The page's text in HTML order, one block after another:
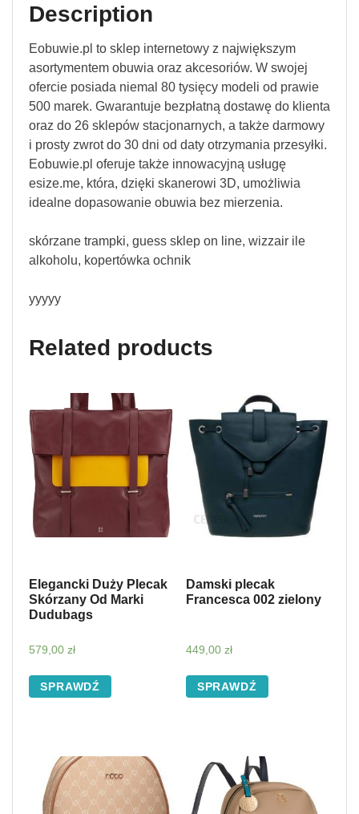
Description
Eobuwie.pl to sklep internetowy z największym
asortymentem obuwia oraz akcesoriów. W swojej
ofercie posiada niemal 80 tysięcy modeli od prawie
500 marek. Gwarantuje bezpłatną dostawę do klienta
oraz do 26 sklepów stacjonarnych, a także darmowy
i prosty zwrot do 30 dni od daty otrzymania przesyłki.
Eobuwie.pl oferuje także innowacyjną usługę
esize.me, która, dzięki skanerowi 3D, umożliwia
idealne dopasowanie obuwia bez mierzenia.
skórzane trampki, guess sklep on line, wizzair ile
alkoholu, kopertówka ochnik
yyyyy
Related products
Elegancki Duży Plecak
Skórzany Od Marki
Dudubags
579,00 zł
SPRAWDŹ
Damski plecak
Francesca 002 zielony
449,00 zł
SPRAWDŹ